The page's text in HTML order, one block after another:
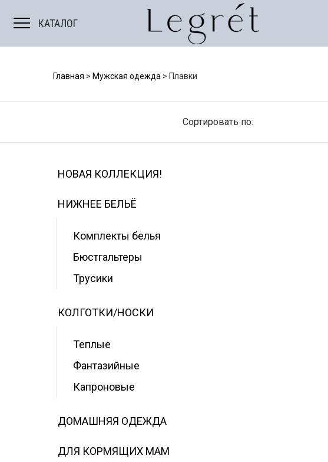
КАТАЛОГ
БОДИ/ТОПЫ
Главная > Мужская одежда > Плавки
Сортировать по:
НОВАЯ КОЛЛЕКЦИЯ!
НИЖНЕЕ БЕЛЬЁ
Комплекты белья
Бюстгальтеры
Трусики
КОЛГОТКИ/НОСКИ
Теплые
Фантазийные
Капроновые
ДОМАШНЯЯ ОДЕЖДА
ДЛЯ КОРМЯЩИХ МАМ